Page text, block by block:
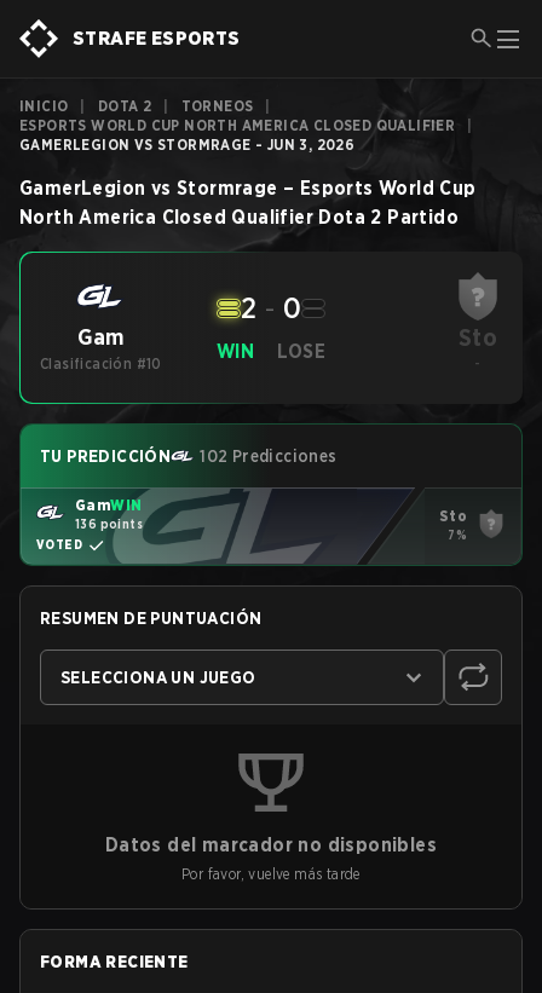
STRAFE ESPORTS
INICIO DOTA 2 TORNEOS
ESPORTS WORLD CUP NORTH AMERICA CLOSED QUALIFIER
GAMERLEGION VS STORMRAGE - JUN 3, 2026
GamerLegion vs Stormrage – Esports World Cup
North America Closed Qualifier Dota 2 Partido
Gam
Clasificación #10
WIN
2 - 0
LOSE Sto
-
TU PREDICCIÓN 102 Predicciones
GamWIN
136 points
VOTED
Sto
7%
RESUMEN DE PUNTUACIÓN
SELECCIONA UN JUEGO
Datos del marcador no disponibles
Por favor, vuelve más tarde
FORMA RECIENTE